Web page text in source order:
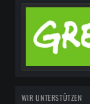
WIR UNTERSTÜTZEN